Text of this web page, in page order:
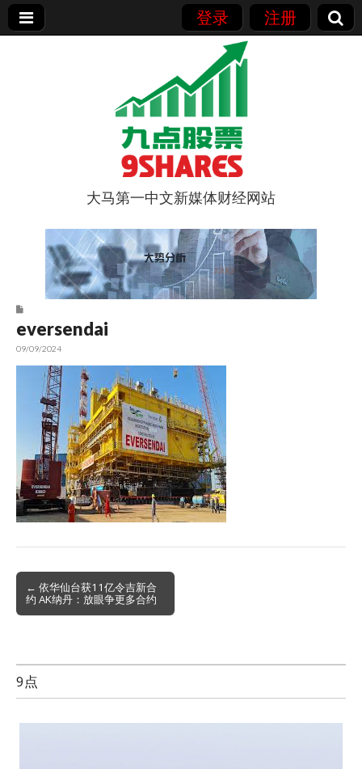
登录 注册
9点股票
大马第一中文新媒体财经网站
eversendai
09/09/2024
Post
navigation
← 依华仙台获11亿令吉新合
约 AK纳丹：放眼争更多合约
9点